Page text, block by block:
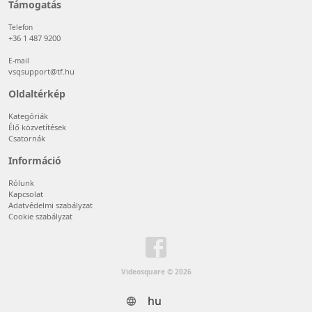
Támogatás
Telefon
+36 1 487 9200
E-mail
vsqsupport@tf.hu
Oldaltérkép
Kategóriák
Élő közvetítések
Csatornák
Információ
Rólunk
Kapcsolat
Adatvédelmi szabályzat
Cookie szabályzat
Videosquare © 2026